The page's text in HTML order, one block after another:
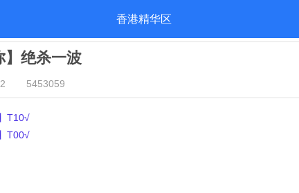
香港精华区
】绝杀一波
5453059
T10√
T00√